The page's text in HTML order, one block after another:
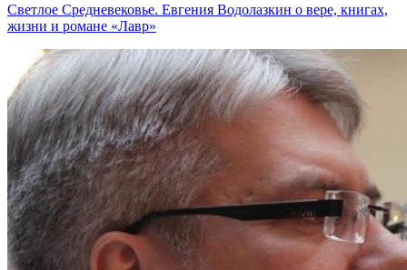
Светлое Средневековье. Евгения Водолазкин о вере, книгах,
жизни и романе «Лавр»